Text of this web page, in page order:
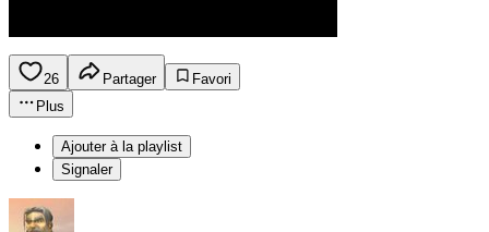
26 Partager
Favori
Plus
Ajouter à la playlist
Signaler